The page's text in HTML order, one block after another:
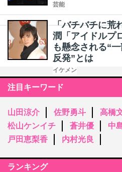
芸能
「バチバチに荒
潤「アイドルプ
も懸念される“
反発”とは
イケメン
注目キーワード
山田涼介 佐野勇斗 高橋
松山ケンイチ
蒼井優 中
戸田恵梨香
内村光良
ランキング